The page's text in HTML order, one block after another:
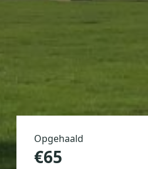
Opgehaald
€65